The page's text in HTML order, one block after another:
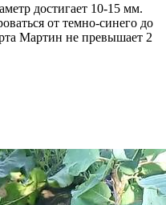
достигает 10-15 мм.
от темно-синего до
Мартин не превышает 2